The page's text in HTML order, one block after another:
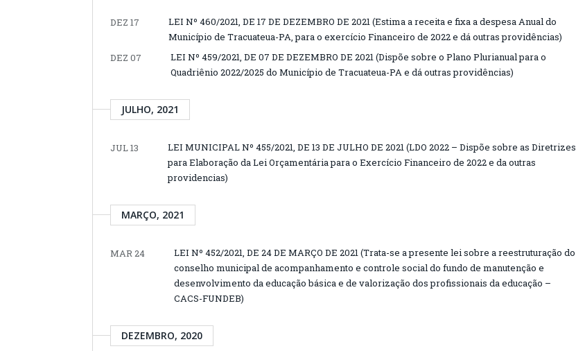
DEZ 17
LEI Nº 460/2021, DE 17 DE DEZEMBRO DE 2021 (Estima a receita e fixa a despesa Anual do
Município de Tracuateua-PA, para o exercício Financeiro de 2022 e dá outras providências)
DEZ 07
LEI Nº 459/2021, DE 07 DE DEZEMBRO DE 2021 (Dispõe sobre o Plano Plurianual para o
Quadriênio 2022/2025 do Município de Tracuateua-PA e dá outras providências)
JULHO, 2021
JUL 13
LEI MUNICIPAL Nº 455/2021, DE 13 DE JULHO DE 2021 (LDO 2022 – Dispõe sobre as Diretrizes
para Elaboração da Lei Orçamentária para o Exercício Financeiro de 2022 e da outras
providencias)
MARÇO, 2021
MAR 24
LEI Nº 452/2021, DE 24 DE MARÇO DE 2021 (Trata-se a presente lei sobre a reestruturação do
conselho municipal de acompanhamento e controle social do fundo de manutenção e
desenvolvimento da educação básica e de valorização dos profissionais da educação –
CACS-FUNDEB)
DEZEMBRO, 2020